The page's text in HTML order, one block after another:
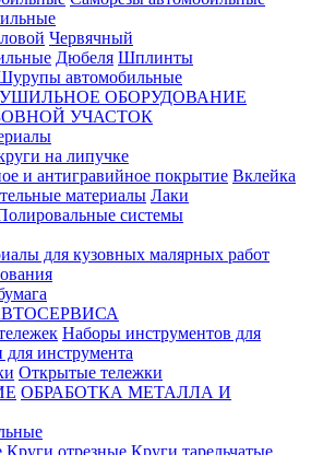
Червячный
Дюбеля Шплинты
автомобильные
ОБОРУДОВАНИЕ
УЧАСТОК
на липучке
и антигравийное покрытие Вклейка
материалы Лаки
системы
для кузовных малярных работ
Наборы инструментов для
для инструмента
Открытые тележки
ОБРАБОТКА МЕТАЛЛА И
Круги отрезные Круги тарельчатые